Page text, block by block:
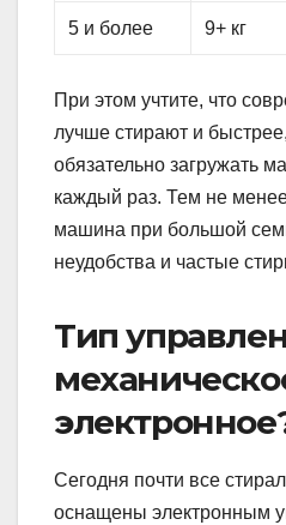
5 и более 9+ кг
При этом учтите, что
лучше стирают и
обязательно загружать
каждый раз. Тем не
машина при большой
неудобства и частые
Тип
Сегодня почти все
оснащены электронным